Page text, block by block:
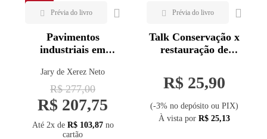
Pavimentos
industriais em
Jary de Xerez Neto
R$ 277,00
R$ 207,75
Até 2x de R$ 103,87no
cartão
Talk Conservação x
restauração de
pela racionalidade
em tempos de
escassez de recursos
R$ 25,90
(-3% no depósito ou PIX)
À vista por R$ 25,13